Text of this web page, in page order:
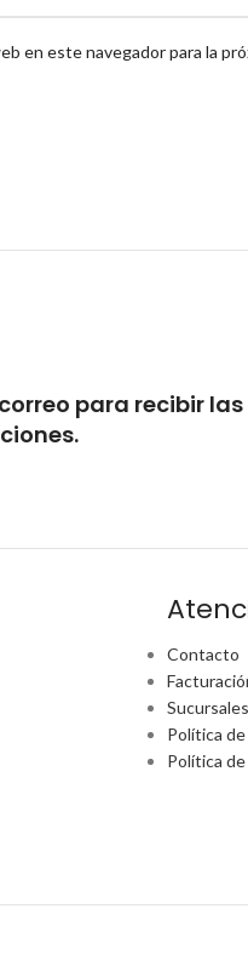
en este navegador para la
para recibir
Contacto
Sucursales
Política
Política